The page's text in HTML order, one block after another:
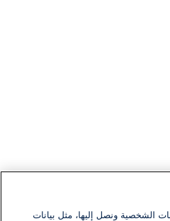
الشخصية ونصل إليها، مثل بيانات